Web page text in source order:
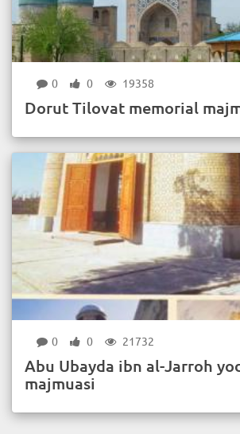
0 0 19358
Dorut Tilovat memorial
0 0 21732
Abu Ubayda ibn al-Jarroh
majmuasi